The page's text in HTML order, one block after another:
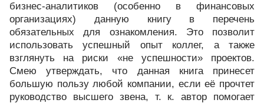
бизнес-аналитиков (особенно в финансовых
организациях) данную книгу в перечень
обязательных для ознакомления. Это позволит
использовать успешный опыт коллег, а также
взглянуть на риски «не успешности» проектов.
Смею утверждать, что данная книга принесет
большую пользу любой компании, если её прочтет
руководство высшего звена, т. к. автор помогает